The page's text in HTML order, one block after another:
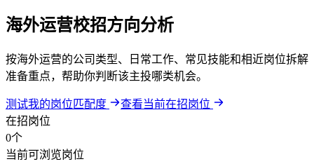
海外运营校招方向分析
按海外运营的公司类型、日常工作、常见技能和相近岗位拆解
准备重点，帮助你判断该主投哪类机会。
测试我的岗位匹配度
查看当前在招岗位
在招岗位
0个
当前可浏览岗位